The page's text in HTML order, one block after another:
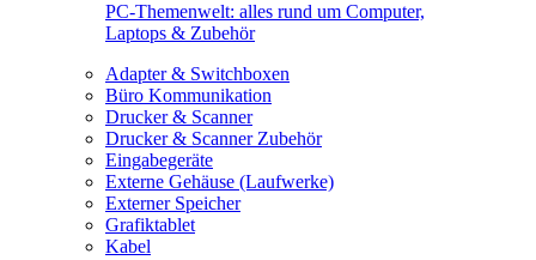
PC-Themenwelt: alles rund um Computer,
Laptops & Zubehör
Adapter & Switchboxen
Büro Kommunikation
Drucker & Scanner
Drucker & Scanner Zubehör
Eingabegeräte
Externe Gehäuse (Laufwerke)
Externer Speicher
Grafiktablet
Kabel